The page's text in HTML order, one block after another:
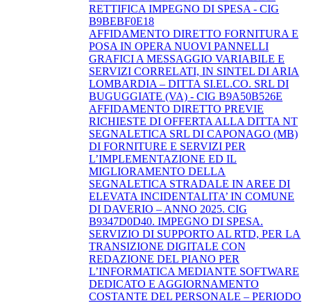
RETTIFICA IMPEGNO DI SPESA - CIG
B9BEBF0E18
AFFIDAMENTO DIRETTO FORNITURA E
POSA IN OPERA NUOVI PANNELLI
GRAFICI A MESSAGGIO VARIABILE E
SERVIZI CORRELATI, IN SINTEL DI ARIA
LOMBARDIA – DITTA SI.EL.CO. SRL DI
BUGUGGIATE (VA) - CIG B9A50B526E
AFFIDAMENTO DIRETTO PREVIE
RICHIESTE DI OFFERTA ALLA DITTA NT
SEGNALETICA SRL DI CAPONAGO (MB)
DI FORNITURE E SERVIZI PER
L’IMPLEMENTAZIONE ED IL
MIGLIORAMENTO DELLA
SEGNALETICA STRADALE IN AREE DI
ELEVATA INCIDENTALITA’ IN COMUNE
DI DAVERIO – ANNO 2025. CIG
B9347D0D40. IMPEGNO DI SPESA.
SERVIZIO DI SUPPORTO AL RTD, PER LA
TRANSIZIONE DIGITALE CON
REDAZIONE DEL PIANO PER
L’INFORMATICA MEDIANTE SOFTWARE
DEDICATO E AGGIORNAMENTO
COSTANTE DEL PERSONALE – PERIODO